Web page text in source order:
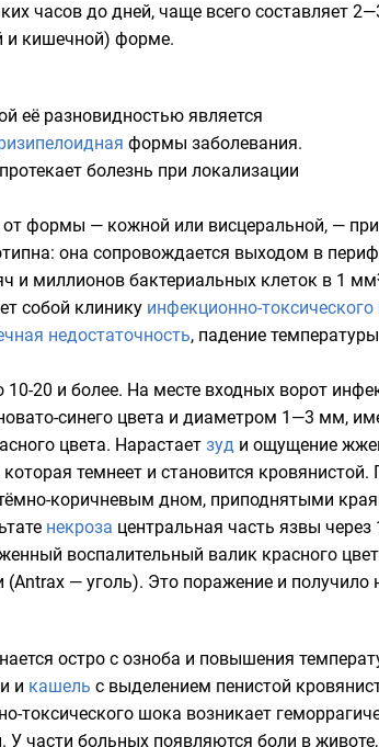
часов до дней, чаще всего составляет
и кишечной) форме.
её разновидностью является
формы заболевания.
болезнь при локализации
формы — кожной или висцеральной, —
она сопровождается выходом в
и миллионов бактериальных клеток в 1
собой клинику инфекционно-
недостаточность, падение
20 и более. На месте входных ворот
синего цвета и диаметром 1—3 мм,
цвета. Нарастает зуд и ощущение
которая темнеет и становится
коричневым дном, приподнятыми
некроза центральная часть язвы
воспалительный валик красного
— уголь). Это поражение и получило
остро с озноба и повышения
и кашель с выделением пенистой
токсического шока возникает
У части больных появляются боли в животе